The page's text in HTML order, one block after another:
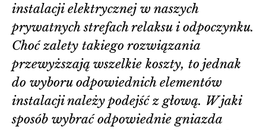
instalacji elektrycznej w naszych
prywatnych strefach relaksu i odpoczynku.
Choć zalety takiego rozwiązania
przewyższają wszelkie koszty, to jednak
do wyboru odpowiednich elementów
instalacji należy podejść z głową. W jaki
sposób wybrać odpowiednie gniazda